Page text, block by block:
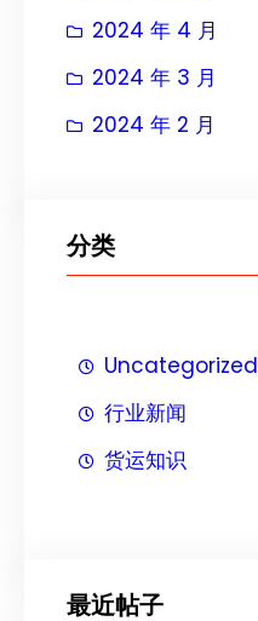
2024 年 4 月
2024 年 3 月
2024 年 2 月
分类
Uncategorized
行业新闻
货运知识
最近帖子